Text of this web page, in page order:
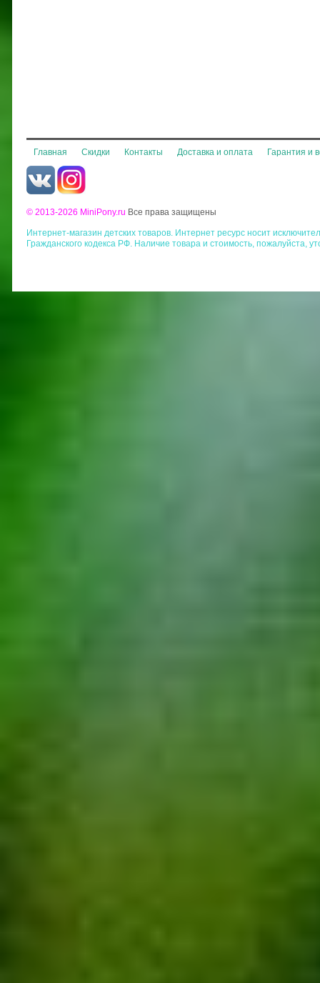
Главная Скидки Контакты Доставка и оплата Гарантия и
© 2013-2026 MiniPony.ru Все права защищены
Интернет-магазин детских товаров. Интернет ресурс носит
Гражданского кодекса РФ. Наличие товара и стоимость, пожалуйста,